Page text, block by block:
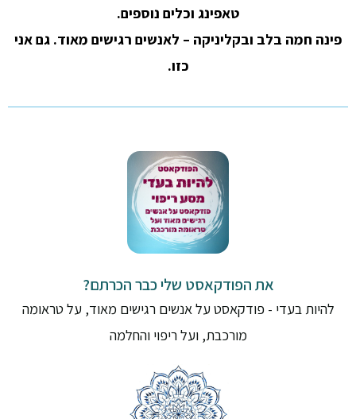
טאפינג וכלים נוספים.
פינה חמה בלב ובקליניקה – לאנשים רגישים מאוד. גם אני
כזו.
את הפודקאסט שלי כבר הכרתם?
להיות בעדי - פודקאסט על אנשים רגישים מאוד, על טראומה
מורכבת, ועל ריפוי והחלמה